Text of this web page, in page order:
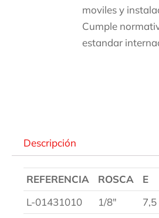
moviles y
Cumple
estandar
Descripción
REFERENCIA ROSCA E
L-01431010
1/8″ 7,5